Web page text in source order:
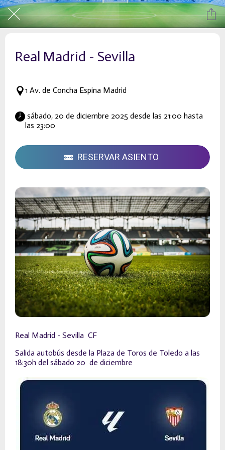
Real Madrid - Sevilla
1 Av. de Concha Espina Madrid
las 23:00
RESERVAR ASIENTO
Real Madrid - Sevilla CF
Salida autobús desde la Plaza de Toros de Toledo a las
18:30h del sábado 20 de diciembre